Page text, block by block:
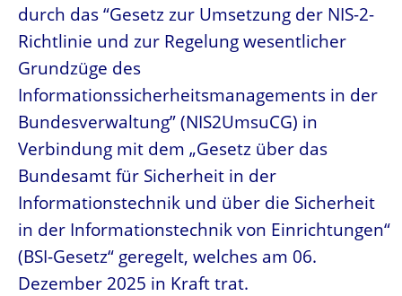
durch das “Gesetz zur Umsetzung der NIS-2-
Richtlinie und zur Regelung wesentlicher
Grundzüge des
Informationssicherheitsmanagements in der
Bundesverwaltung” (NIS2UmsuCG) in
Verbindung mit dem „Gesetz über das
Bundesamt für Sicherheit in der
Informationstechnik und über die Sicherheit
in der Informationstechnik von Einrichtungen“
(BSI-Gesetz“ geregelt, welches am 06.
Dezember 2025 in Kraft trat.